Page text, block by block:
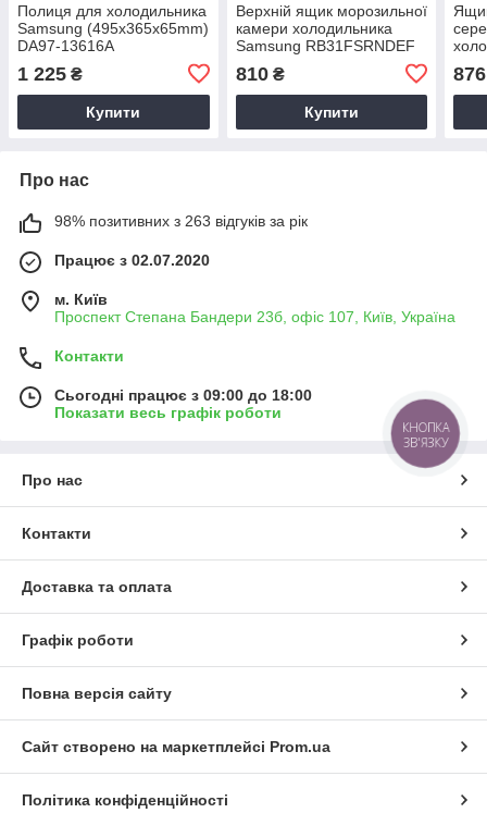
Полиця для холодильника
Samsung (495x365x65mm)
DA97-13616A
1 225 ₴
Купити
Верхній ящик морозильної
камери холодильника
Samsung RB31FSRNDEF
810₴
Купити
876
Про нас
98% позитивних з 263 відгуків за рік
Працює з 02.07.2020
м. Київ
Проспект Степана Бандери 23б, офіс 107, Київ, Україна
Контакти
Сьогодні працює з 09:00 до 18:00
Показати весь графік роботи
Про нас
Контакти
Доставка та оплата
Графік роботи
Повна версія сайту
Сайт створено на маркетплейсі Prom.ua
Політика конфіденційності
КНОПКА
ЗВ'ЯЗКУ